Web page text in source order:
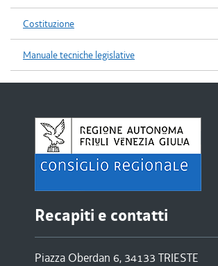
Costituzione
Manuale tecniche legislative
Recapiti e contatti
Piazza Oberdan 6, 34133 TRIESTE